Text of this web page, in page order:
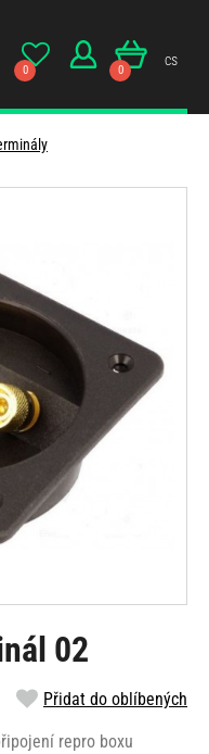
0 0
cs
02
Přidat do oblíbených
repro boxu